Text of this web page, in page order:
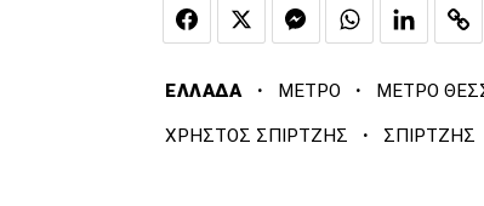
ΕΛΛΑΔΑ · ΜΕΤΡΟ · ΜΕΤΡΟ
ΧΡΗΣΤΟΣ ΣΠΙΡΤΖΗΣ · ΣΠΙΡΤΖΗΣ